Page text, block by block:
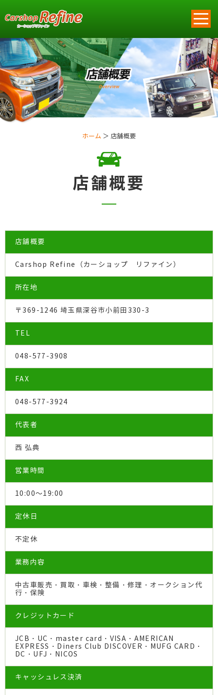
ホーム ＞ 店舗概要
店舗概要
店舗概要
Carshop Refine（カーショップ リファイン）
所在地
〒369-1246 埼玉県深谷市小前田330-3
TEL
048-577-3908
FAX
048-577-3924
代表者
西 弘典
営業時間
10:00～19:00
定休日
不定休
業務内容
中古車販売・買取・車検・整備・修理・オークション代
行・保険
クレジットカード
JCB・UC・master card・VISA・AMERICAN
EXPRESS・Diners Club DISCOVER・MUFG CARD・
DC・UFJ・NICOS
キャッシュレス決済